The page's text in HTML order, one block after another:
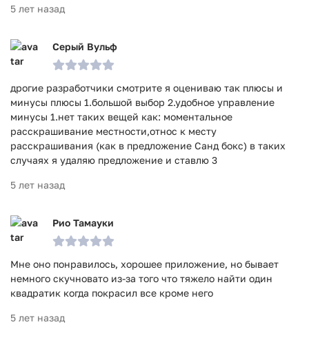
5 лет назад
Серый Вульф
дрогие разработчики смотрите я оцениваю так плюсы и
минусы плюсы 1.большой выбор 2.удобное управление
минусы 1.нет таких вещей как: моментальное
расскрашивание местности,относ к месту
расскрашивания (как в предложение Санд бокс) в таких
случаях я удаляю предложение и ставлю 3
5 лет назад
Рио Тамауки
Мне оно понравилось, хорошее приложение, но бывает
немного скучновато из-за того что тяжело найти один
квадратик когда покрасил все кроме него
5 лет назад